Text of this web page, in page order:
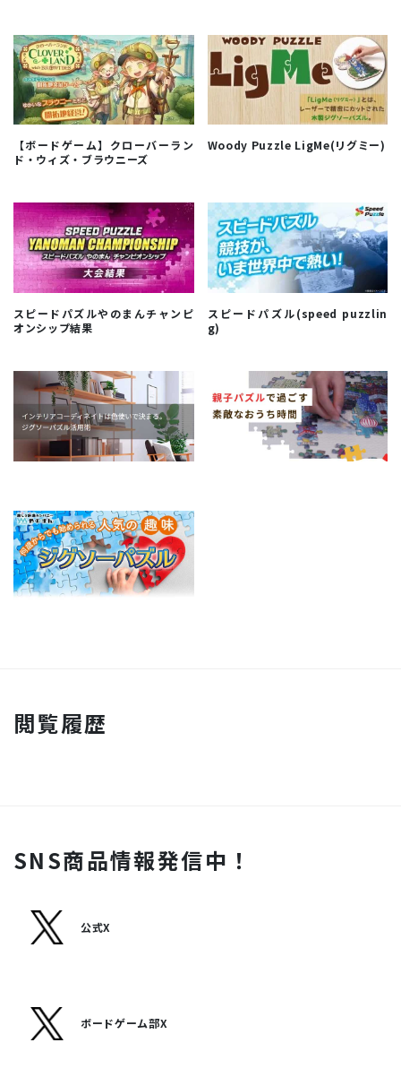
【ボードゲーム】クローバーラン
ド・ウィズ・ブラウニーズ
Woody Puzzle LigMe(リグミー)
スピードパズルやのまんチャンピ
オンシップ結果
スピードパズル(speed puzzlin
g)
閲覧履歴
SNS商品情報発信中！
公式X
ボードゲーム部X